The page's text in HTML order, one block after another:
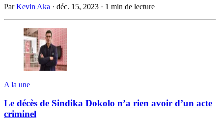
ParKevin Aka · déc. 15, 2023 · 1 min de lecture
A la une
Le décès de Sindika Dokolo n’a rien avoir d’un acte
criminel